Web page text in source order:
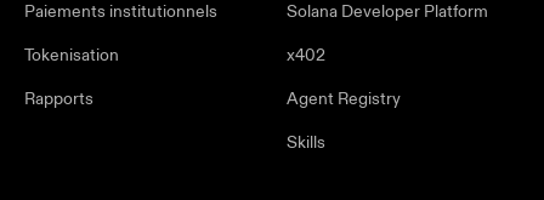
Paiements institutionnels
Tokenisation
Rapports
Solana Developer Platform
x402
Agent Registry
Skills